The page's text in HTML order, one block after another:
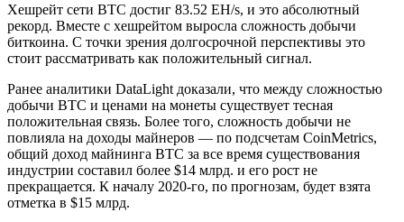
Хешрейт сети BTC достиг 83.52 EH/s, и это абсолютный
рекорд. Вместе с хешрейтом выросла сложность добычи
биткоина. С точки зрения долгосрочной перспективы это
стоит рассматривать как положительный сигнал.
Ранее аналитики DataLight доказали, что между сложностью
добычи BTC и ценами на монеты существует тесная
положительная связь. Более того, сложность добычи не
повлияла на доходы майнеров — по подсчетам CoinMetrics,
общий доход майнинга BTC за все время существования
индустрии составил более $14 млрд. и его рост не
прекращается. К началу 2020-го, по прогнозам, будет взята
отметка в $15 млрд.